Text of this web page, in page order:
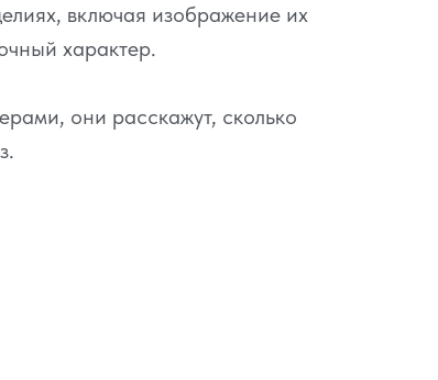
включая изображение их
характер.
они расскажут, сколько